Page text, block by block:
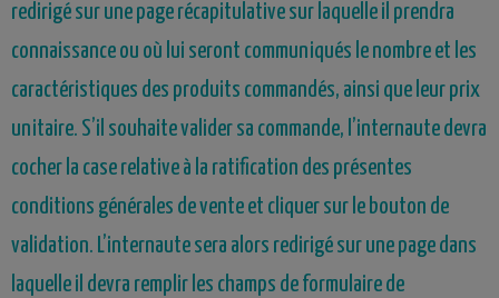
redirigé sur une page récapitulative sur laquelle il prendra
connaissance ou où lui seront communiqués le nombre et les
caractéristiques des produits commandés, ainsi que leur prix
unitaire. S’il souhaite valider sa commande, l’internaute devra
cocher la case relative à la ratification des présentes
conditions générales de vente et cliquer sur le bouton de
validation. L’internaute sera alors redirigé sur une page dans
laquelle il devra remplir les champs de formulaire de